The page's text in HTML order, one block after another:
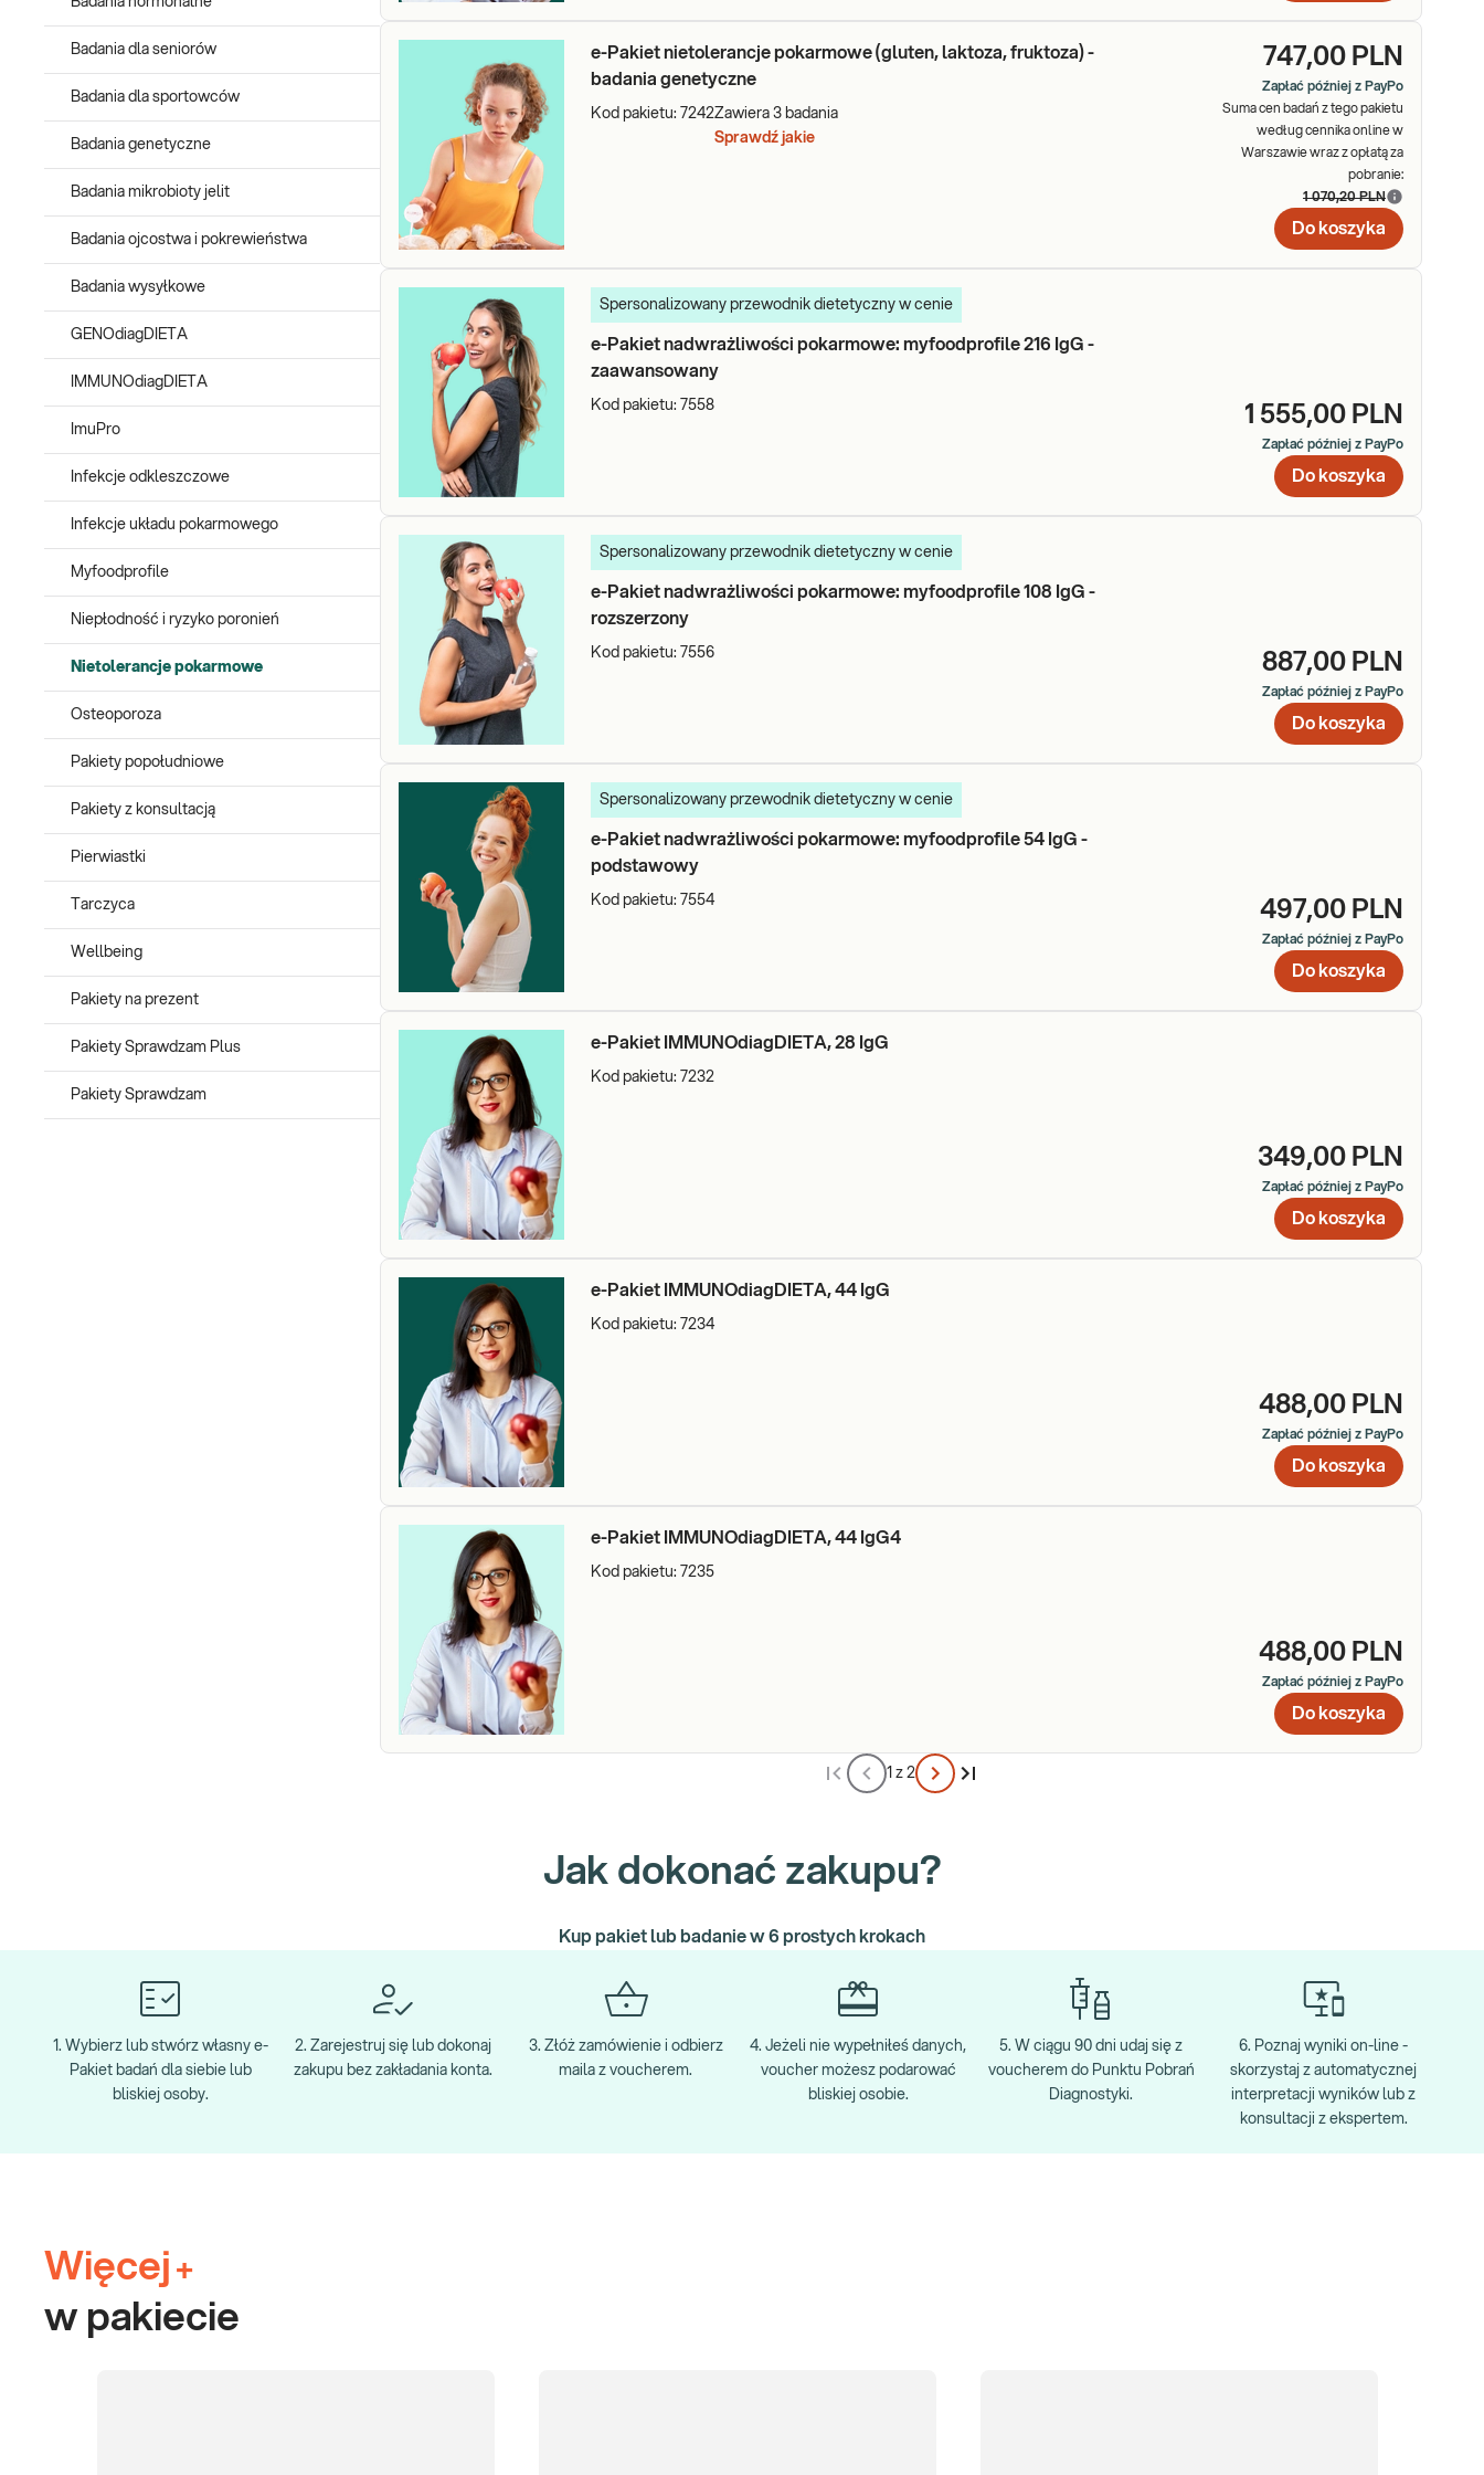
Badania dla seniorów
Badania dla sportowców
Badania genetyczne
Badania mikrobioty jelit
Badania ojcostwa i pokrewieństwa
Badania wysyłkowe
GENOdiagDIETA
IMMUNOdiagDIETA
ImuPro
Infekcje odkleszczowe
Infekcje układu pokarmowego
Myfoodprofile
Niepłodność i ryzyko poronień
Nietolerancje pokarmowe
Osteoporoza
Pakiety popołudniowe
Pakiety z konsultacją
Pierwiastki
Tarczyca
Wellbeing
Pakiety na prezent
Pakiety Sprawdzam Plus
Pakiety Sprawdzam
e-Pakiet nietolerancje pokarmowe (gluten, laktoza, fruktoza) -
badania genetyczne
Kod pakietu: 7242Zawiera 3 badania
Sprawdź jakie
747,00 PLN
Zapłać później z PayPo
Suma cen badań z tego pakietu
według cennika online w
Warszawie wraz z opłatą za
pobranie:
1 070,20 PLN
Do koszyka
Spersonalizowany przewodnik dietetyczny w cenie
e-Pakiet nadwrażliwości pokarmowe: myfoodprofile 216 IgG -
zaawansowany
Kod pakietu: 7558 1 555,00 PLN
Zapłać później z PayPo
Do koszyka
Spersonalizowany przewodnik dietetyczny w cenie
e-Pakiet nadwrażliwości pokarmowe: myfoodprofile 108 IgG -
rozszerzony
Kod pakietu: 7556 887,00 PLN
Zapłać później z PayPo
Do koszyka
Spersonalizowany przewodnik dietetyczny w cenie
e-Pakiet nadwrażliwości pokarmowe: myfoodprofile 54 IgG -
podstawowy
Kod pakietu: 7554 497,00 PLN
Zapłać później z PayPo
Do koszyka
e-Pakiet IMMUNOdiagDIETA, 28 IgG
Kod pakietu: 7232
349,00 PLN
Zapłać później z PayPo
Do koszyka
e-Pakiet IMMUNOdiagDIETA, 44 IgG
Kod pakietu: 7234
488,00 PLN
Zapłać później z PayPo
Do koszyka
e-Pakiet IMMUNOdiagDIETA, 44 IgG4
Kod pakietu: 7235
488,00 PLN
Zapłać później z PayPo
Do koszyka
1 z 2
Jak dokonać zakupu?
Kup pakiet lub badanie w 6 prostych krokach
1. Wybierz lub stwórz własny e-
Pakiet badań dla siebie lub
bliskiej osoby.
2. Zarejestruj się lub dokonaj
zakupu bez zakładania konta.
3. Złóż zamówienie i odbierz
maila z voucherem.
4. Jeżeli nie wypełniłeś danych,
voucher możesz podarować
bliskiej osobie.
5. W ciągu 90 dni udaj się z
voucherem do Punktu Pobrań
Diagnostyki.
6. Poznaj wyniki on-line -
skorzystaj z automatycznej
interpretacji wyników lub z
konsultacji z ekspertem.
Więcej +
w pakiecie